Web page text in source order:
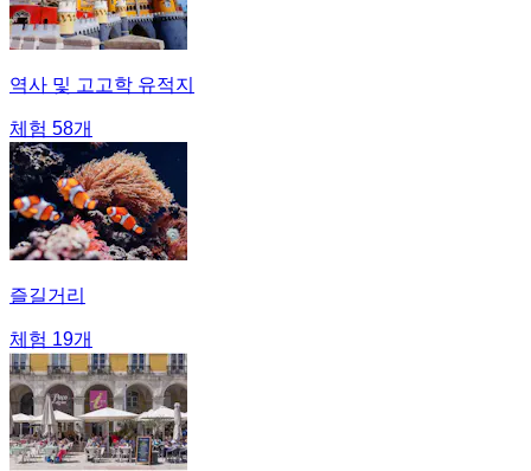
역사 및 고고학 유적지
체험 58개
즐길거리
체험 19개